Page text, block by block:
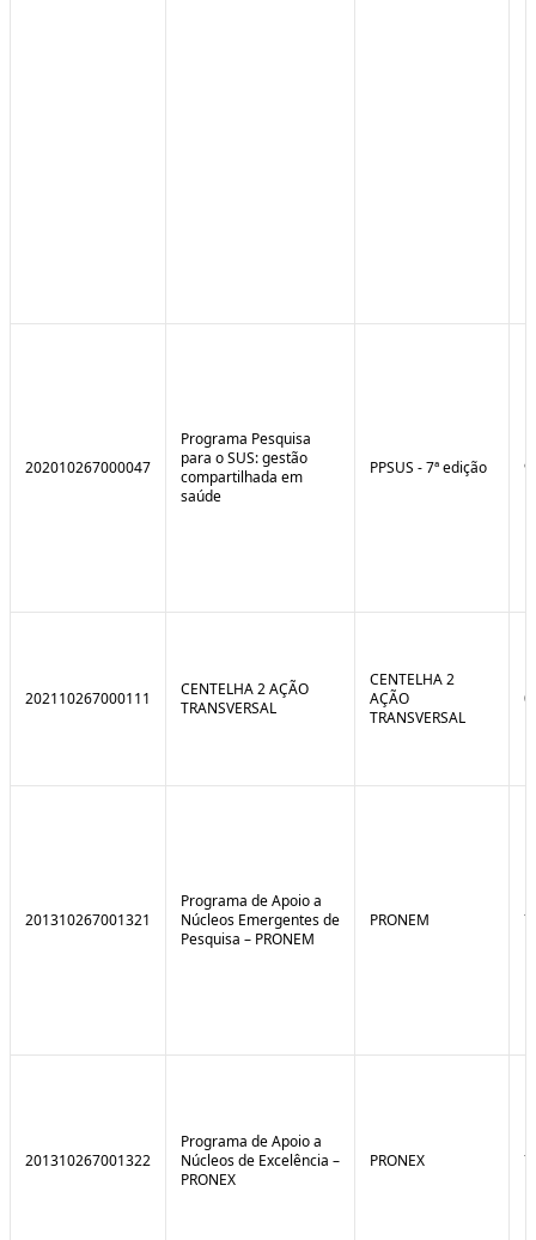
202010267000047
Programa Pesquisa
para o SUS: gestão
compartilhada em
saúde
PPSUS - 7ª edição
202110267000111
CENTELHA 2 AÇÃO
TRANSVERSAL
CENTELHA 2
AÇÃO
TRANSVERSAL
201310267001321
Programa de Apoio a
Núcleos Emergentes de
Pesquisa – PRONEM
PRONEM
201310267001322
Programa de Apoio a
Núcleos de Excelência –
PRONEX
PRONEX